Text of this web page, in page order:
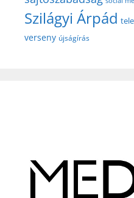
Szilágyi Árpád
verseny újságírás